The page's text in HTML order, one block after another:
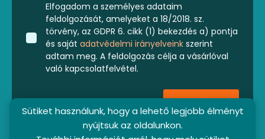
Sütiket használunk, hogy a lehető legjobb élményt
nyújtsuk az oldalunkon.
Elfogadom a személyes adataim
feldolgozását, amelyeket a 18/2018. sz.
törvény, az GDPR 6. cikk (1) bekezdés a) pontja
és saját adatvédelmi irányelveink szerint
adtam meg. A feldolgozás célja a vásárlóval
való kapcsolatfelvétel.
Küldés